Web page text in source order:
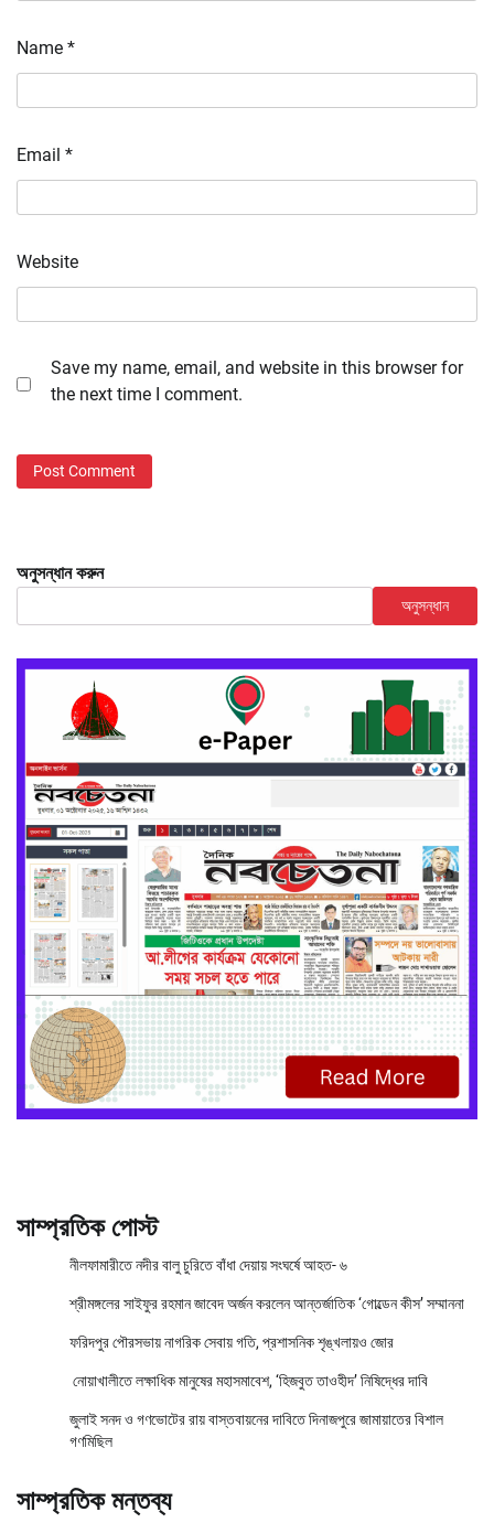
Name *
Email *
Website
Save my name, email, and website in this browser for
the next time I comment.
অনুসন্ধান করুন
অনুসন্ধান
সাম্প্রতিক পোস্ট
নীলফামারীতে নদীর বালু চুরিতে বাঁধা দেয়ায় সংঘর্ষে আহত- ৬
শ্রীমঙ্গলের সাইফুর রহমান জাবেদ অর্জন করলেন আন্তর্জাতিক ‘গোল্ডেন কীস’ সম্মাননা
ফরিদপুর পৌরসভায় নাগরিক সেবায় গতি, প্রশাসনিক শৃঙ্খলায়ও জোর
নোয়াখালীতে লক্ষাধিক মানুষের মহাসমাবেশ, ‘হিজবুত তাওহীদ’ নিষিদ্ধের দাবি
জুলাই সনদ ও গণভোটের রায় বাস্তবায়নের দাবিতে দিনাজপুরে জামায়াতের বিশাল
গণমিছিল
সাম্প্রতিক মন্তব্য